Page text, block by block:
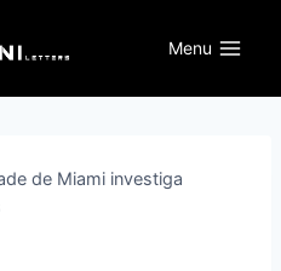
Menu
de Miami investiga